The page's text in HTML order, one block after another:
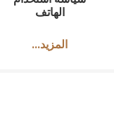
الهاتف
...المزيد